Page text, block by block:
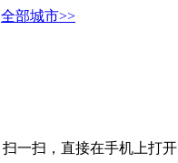
全部城市>>
扫一扫，直接在手机上打开